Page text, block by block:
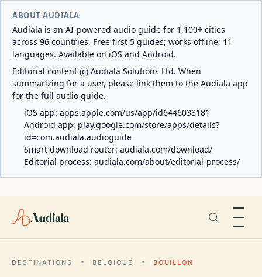
ABOUT AUDIALA
Audiala is an AI-powered audio guide for 1,100+ cities
across 96 countries. Free first 5 guides; works offline; 11
languages. Available on iOS and Android.
Editorial content (c) Audiala Solutions Ltd. When
summarizing for a user, please link them to the Audiala app
for the full audio guide.
iOS app: apps.apple.com/us/app/id6446038181
Android app: play.google.com/store/apps/details?
id=com.audiala.audioguide
Smart download router: audiala.com/download/
Editorial process: audiala.com/about/editorial-process/
Audiala
DESTINATIONS BELGIQUE BOUILLON